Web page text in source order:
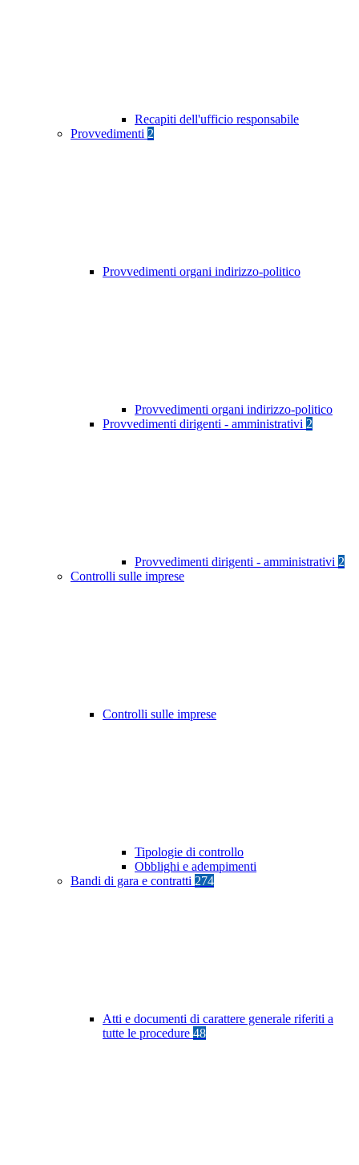
Recapiti dell'ufficio responsabile
Provvedimenti 2
Provvedimenti organi indirizzo-politico
Provvedimenti organi indirizzo-politico
Provvedimenti dirigenti - amministrativi 2
Provvedimenti dirigenti - amministrativi 2
Controlli sulle imprese
Controlli sulle imprese
Tipologie di controllo
Obblighi e adempimenti
Bandi di gara e contratti 274
Atti e documenti di carattere generale riferiti a
tutte le procedure 48